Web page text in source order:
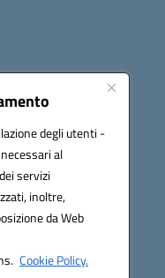
degli utenti -
al
servizi
inoltre,
da Web
Cookie Policy.